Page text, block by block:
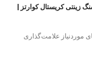
زینتی کریستال کوارتز |
موردنیاز علامت‌گذاری